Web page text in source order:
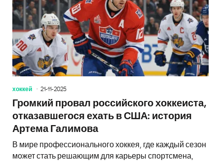
хоккей 21-11-2025
Громкий провал российского хоккеиста,
отказавшегося ехать в США: история
Артема Галимова
В мире профессионального хоккея, где каждый сезон
может стать решающим для карьеры спортсмена,